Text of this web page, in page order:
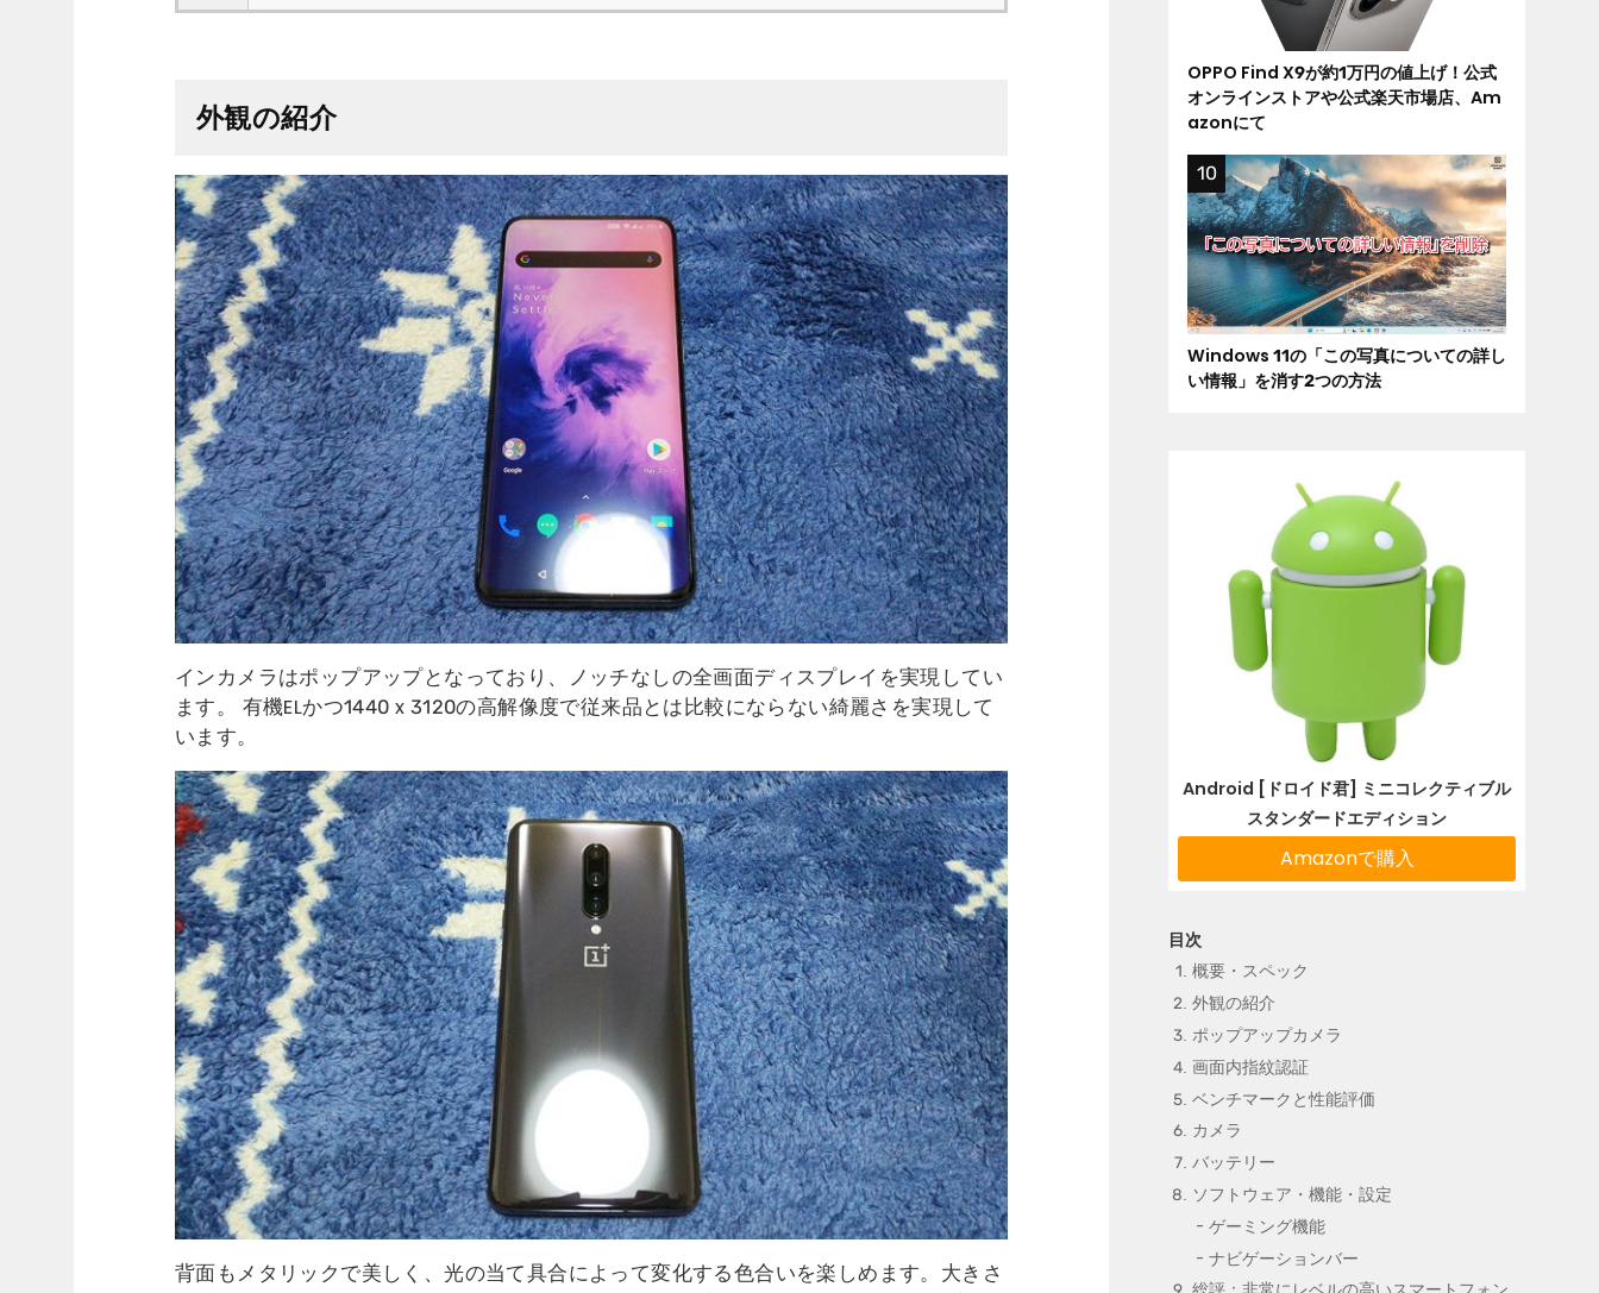
外観の紹介
インカメラはポップアップとなっており、ノッチなしの全画面ディスプレイを実現してい
ます。 有機ELかつ1440 x 3120の高解像度で従来品とは比較にならない綺麗さを実現して
います。
背面もメタリックで美しく、光の当て具合によって変化する色合いを楽しめます。大きさ
概要・スペック
外観の紹介
ポップアップカメラ
画面内指紋認証
ベンチマークと性能評価
カメラ
バッテリー
ソフトウェア・機能・設定
ゲーミング機能
ナビゲーションバー
OPPO Find X9が約1万円の値上げ！公式
オンラインストアや公式楽天市場店、Am
azonにて
Windows 11の「この写真についての詳し
い情報」を消す2つの方法
Android [ドロイド君] ミニコレクティブル
スタンダードエディション
Amazonで購入